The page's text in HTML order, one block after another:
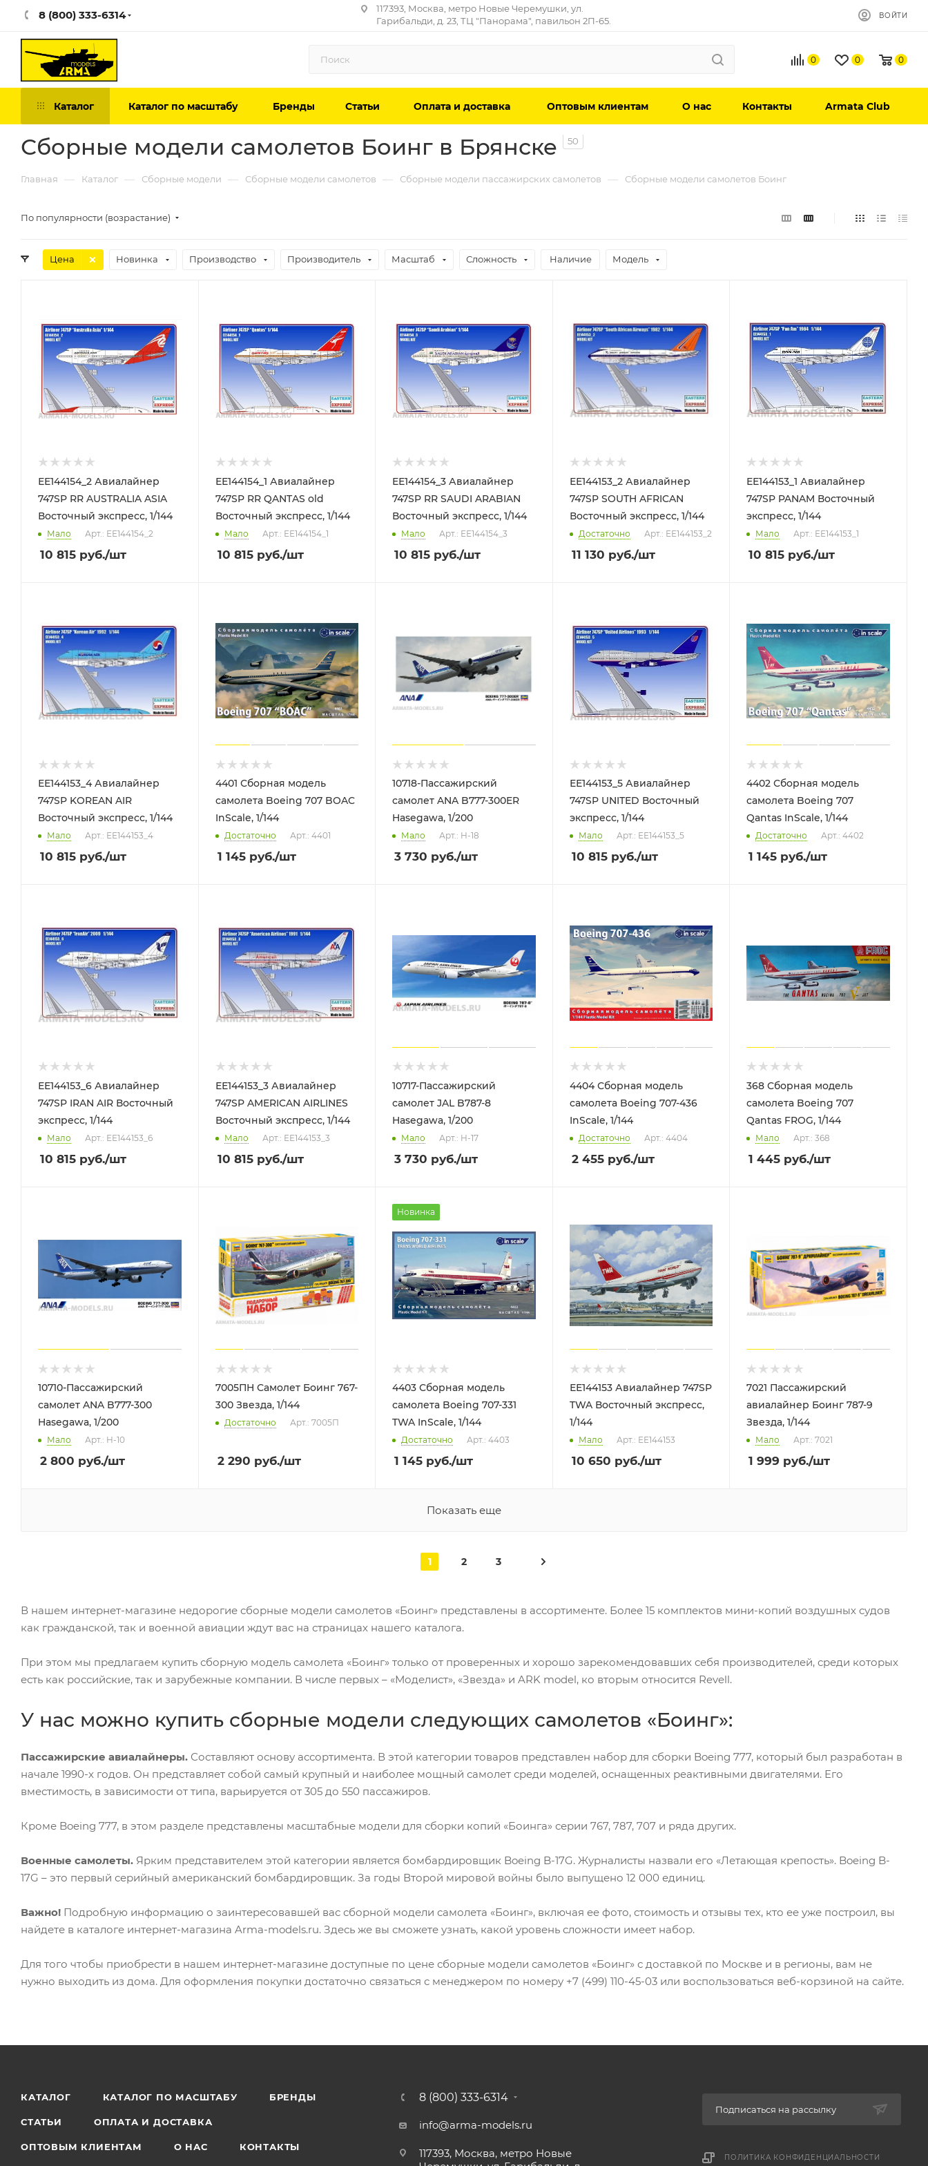
8 (800) 333-6314
117393, Москва, метро Новые Черемушки, ул.
Гарибальди, д. 23, ТЦ "Панорама", павильон 2П-65.
ВОЙТИ
0 0 0
Каталог Каталог по масштабу Бренды Статьи Оплата и доставка Оптовым клиентам О нас Контакты Armata Club
Сборные модели самолетов Боинг в Брянске 50
Главная — Каталог — Сборные модели — Сборные модели самолетов — Сборные модели пассажирских самолетов — Сборные модели самолетов Боинг
По популярности (возрастание)
Цена Новинка Производство Производитель Масштаб Сложность Наличие Модель
ЕЕ144154_2 Авиалайнер
747SP RR AUSTRALIA ASIA
Восточный экспресс, 1/144
Мало Арт.: ЕЕ144154_2
10 815 руб./шт
ЕЕ144154_1 Авиалайнер
747SP RR QANTAS old
Восточный экспресс, 1/144
Мало Арт.: ЕЕ144154_1
10 815руб./шт
ЕЕ144154_3 Авиалайнер
747SP RR SAUDI ARABIAN
Восточный экспресс, 1/144
Мало Арт.: ЕЕ144154_3
10 815 руб./шт
ЕЕ144153_2 Авиалайнер
747SP SOUTH AFRICAN
Восточный экспресс, 1/144
Достаточно Арт.: ЕЕ144153_2
11 130 руб./шт
ЕЕ144153_1 Авиалайнер
747SP PANAM Восточный
экспресс, 1/144
Мало Арт.: ЕЕ144153_1
10 815 руб./шт
ЕЕ144153_4 Авиалайнер
747SP KOREAN AIR
Восточный экспресс, 1/144
Мало Арт.: ЕЕ144153_4
10 815 руб./шт
4401 Сборная модель
самолета Boeing 707 BOAC
InScale, 1/144
Достаточно Арт.: 4401
1 145руб./шт
10718-Пассажирский
самолет ANA B777-300ER
Hasegawa, 1/200
Мало Арт.: H-18
3 730 руб./шт
ЕЕ144153_5 Авиалайнер
747SP UNITED Восточный
экспресс, 1/144
Мало Арт.: ЕЕ144153_5
10 815руб./шт
4402 Сборная модель
самолета Boeing 707
Qantas InScale, 1/144
Достаточно Арт.: 4402
1 145 руб./шт
ЕЕ144153_6 Авиалайнер
747SP IRAN AIR Восточный
экспресс, 1/144
Мало Арт.: ЕЕ144153_6
10 815 руб./шт
ЕЕ144153_3 Авиалайнер
747SP AMERICAN AIRLINES
Восточный экспресс, 1/144
Мало Арт.: ЕЕ144153_3
10 815руб./шт
10717-Пассажирский
самолет JAL B787-8
Hasegawa, 1/200
Мало Арт.: H-17
3 730 руб./шт
4404 Сборная модель
самолета Boeing 707-436
InScale, 1/144
Достаточно Арт.: 4404
2 455руб./шт
368 Сборная модель
самолета Boeing 707
Qantas FROG, 1/144
Мало Арт.: 368
1 445 руб./шт
10710-Пассажирский
самолет ANA B777-300
Hasegawa, 1/200
Мало Арт.: H-10
2 800 руб./шт
7005ПН Самолет Боинг 767-
300 Звезда, 1/144
Достаточно Арт.: 7005П
2 290 руб./шт
Новинка
4403 Сборная модель
самолета Boeing 707-331
TWA InScale, 1/144
Достаточно Арт.: 4403
1 145 руб./шт
ЕЕ144153 Авиалайнер 747SP
TWA Восточный экспресс,
1/144
Мало Арт.: ЕЕ144153
10 650 руб./шт
7021 Пассажирский
авиалайнер Боинг 787-9
Звезда, 1/144
Мало Арт.: 7021
1 999 руб./шт
Показать еще
1 2 3
В нашем интернет-магазине недорогие сборные модели самолетов «Боинг» представлены в ассортименте. Более 15 комплектов мини-копий воздушных судов
как гражданской, так и военной авиации ждут вас на страницах нашего каталога.
При этом мы предлагаем купить сборную модель самолета «Боинг» только от проверенных и хорошо зарекомендовавших себя производителей, среди которых
есть как российские, так и зарубежные компании. В числе первых – «Моделист», «Звезда» и ARK model, ко вторым относится Revell.
У нас можно купить сборные модели следующих самолетов «Боинг»:
Пассажирские авиалайнеры. Составляют основу ассортимента. В этой категории товаров представлен набор для сборки Boeing 777, который был разработан в
начале 1990-х годов. Он представляет собой самый крупный и наиболее мощный самолет среди моделей, оснащенных реактивными двигателями. Его
вместимость, в зависимости от типа, варьируется от 305 до 550 пассажиров.
Кроме Boeing 777, в этом разделе представлены масштабные модели для сборки копий «Боинга» серии 767, 787, 707 и ряда других.
Военные самолеты. Ярким представителем этой категории является бомбардировщик Boeing B-17G. Журналисты назвали его «Летающая крепость». Boeing B-
17G – это первый серийный американский бомбардировщик. За годы Второй мировой войны было выпущено 12 000 единиц.
Важно! Подробную информацию о заинтересовавшей вас сборной модели самолета «Боинг», включая ее фото, стоимость и отзывы тех, кто ее уже построил, вы
найдете в каталоге интернет-магазина Arma-models.ru. Здесь же вы сможете узнать, какой уровень сложности имеет набор.
Для того чтобы приобрести в нашем интернет-магазине доступные по цене сборные модели самолетов «Боинг» с доставкой по Москве и в регионы, вам не
нужно выходить из дома. Для оформления покупки достаточно связаться с менеджером по номеру +7 (499) 110-45-03 или воспользоваться веб-корзиной на сайте.
КАТАЛОГ КАТАЛОГ ПО МАСШТАБУ БРЕНДЫ
СТАТЬИ ОПЛАТА И ДОСТАВКА
ОПТОВЫМ КЛИЕНТАМ О НАС КОНТАКТЫ
8 (800) 333-6314
info@arma-models.ru
117393, Москва, метро Новые
Подписаться на рассылку
ПОЛИТИКА КОНФИДЕНЦИАЛЬНОСТИ